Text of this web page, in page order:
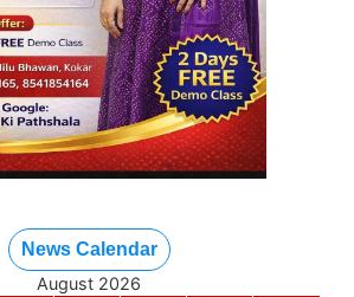
News Calendar
August 2026